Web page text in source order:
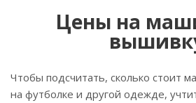
Цены на
Чтобы подсчитать, сколько стоит
на футболке и другой одежде,